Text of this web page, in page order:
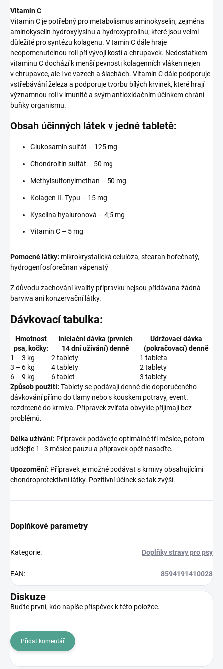
Vitamin C
Vitamin C je potřebný pro metabolismus aminokyselin, zejména
aminokyselin hydroxylysinu a hydroxyprolinu, které jsou velmi
důležité pro syntézu kolagenu. Vitamin C dále hraje
neopomenutelnou roli při vývoji kostí a chrupavek. Nedostatkem
vitaminu C dochází k menší pevnosti kolagenních vláken nejen
v chrupavce, ale i ve vazech a šlachách. Vitamin C dále podporuje
vstřebávání železa a podporuje tvorbu bílých krvinek, které hrají
významnou roli v imunitě a svým antioxidačním účinkem chrání
buňky organismu.
Obsah účinných látek v jedné tabletě:
Glukosamin sulfát – 125 mg
Chondroitin sulfát – 50 mg
Methylsulfonyl­methan – 50 mg
Kolagen II. Typu – 15 mg
Kyselina hyaluronová – 4,5 mg
Vitamin C – 5 mg
Pomocné látky: mikrokrystalická celulóza, stearan hořečnatý,
hydrogenfosforečnan vápenatý
Z důvodu zachování kvality přípravku nejsou přidávána žádná
barviva ani konzervační látky.
Dávkovací tabulka:
Hmotnost
psa, kočky:
Iniciační dávka (prvních
14 dní užívání) denně
Udržovací dávka
(pokračovací) denně
1 – 3 kg
2 tablety
1 tableta
3 – 6 kg
4 tablety
2 tablety
6 – 9 kg
6 tablet
3 tablety
Způsob použití: Tablety se podávají denně dle doporučeného
dávkování přímo do tlamy nebo s kouskem potravy, event.
rozdrcené do krmiva. Přípravek zvířata obvykle přijímají bez
problémů.
Délka užívání: Přípravek podávejte optimálně tři měsíce, potom
udělejte 1–3 měsíce pauzu a přípravek opět nasaďte.
Upozornění: Přípravek je možné podávat s krmivy obsahujícími
chondroprotektivní látky. Pozitivní účinek se tak zvýší.
Doplňkové parametry
Kategorie: Doplňky stravy pro psy
EAN: 8594191410028
Diskuze
Buďte první, kdo napíše příspěvek k této položce.
Přidat komentář